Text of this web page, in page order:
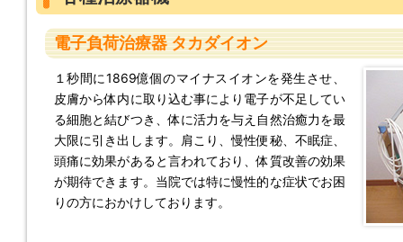
電子負荷治療器 タカダイオン
１秒間に1869億個のマイナスイオンを発生させ、
皮膚から体内に取り込む事により電子が不足してい
る細胞と結びつき、体に活力を与え自然治癒力を最
大限に引き出します。肩こり、慢性便秘、不眠症、
頭痛に効果があると言われており、体質改善の効果
が期待できます。当院では特に慢性的な症状でお困
りの方におかけしております。